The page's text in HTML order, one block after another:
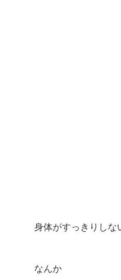
身体がすっきりしな
なんか